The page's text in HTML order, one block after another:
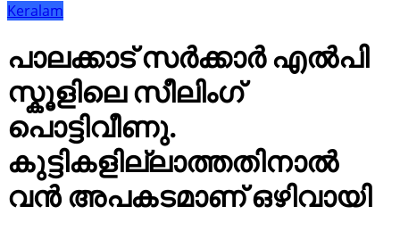
Keralam
പാലക്കാട് സർക്കാർ എൽപി
സ്കൂളിലെ സീലിംഗ്
പൊട്ടിവീണു.
കുട്ടികളില്ലാത്തതിനാൽ
വൻ അപകടമാണ് ഒഴിവായി